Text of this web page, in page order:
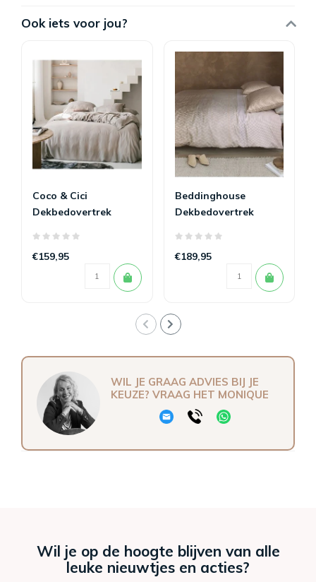
Ook iets voor jou?
Coco & Cici
Dekbedovertrek
€159,95
Beddinghouse
Dekbedovertrek
€189,95
WIL JE GRAAG ADVIES BIJ JE
KEUZE? VRAAG HET MONIQUE
Wil je op de hoogte blijven van alle
leuke nieuwtjes en acties?